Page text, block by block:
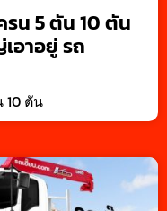
รน 5 ตัน 10 ตัน
อาอยู่ รถ
10 ตัน